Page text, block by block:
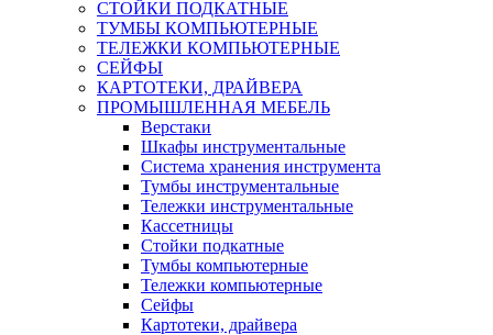
СТОЙКИ ПОДКАТНЫЕ
ТУМБЫ КОМПЬЮТЕРНЫЕ
ТЕЛЕЖКИ КОМПЬЮТЕРНЫЕ
СЕЙФЫ
КАРТОТЕКИ, ДРАЙВЕРА
ПРОМЫШЛЕННАЯ МЕБЕЛЬ
Верстаки
Шкафы инструментальные
Система хранения инструмента
Тумбы инструментальные
Тележки инструментальные
Кассетницы
Стойки подкатные
Тумбы компьютерные
Тележки компьютерные
Сейфы
Картотеки, драйвера